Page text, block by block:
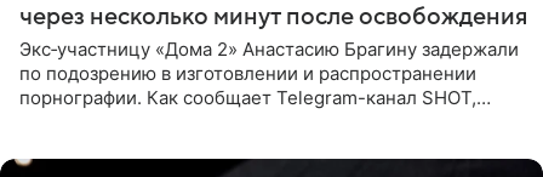
через несколько минут после освобождения
Экс‑участницу «Дома 2» Анастасию Брагину задержали
по подозрению в изготовлении и распространении
порнографии. Как сообщает Telegram-канал SHOT,